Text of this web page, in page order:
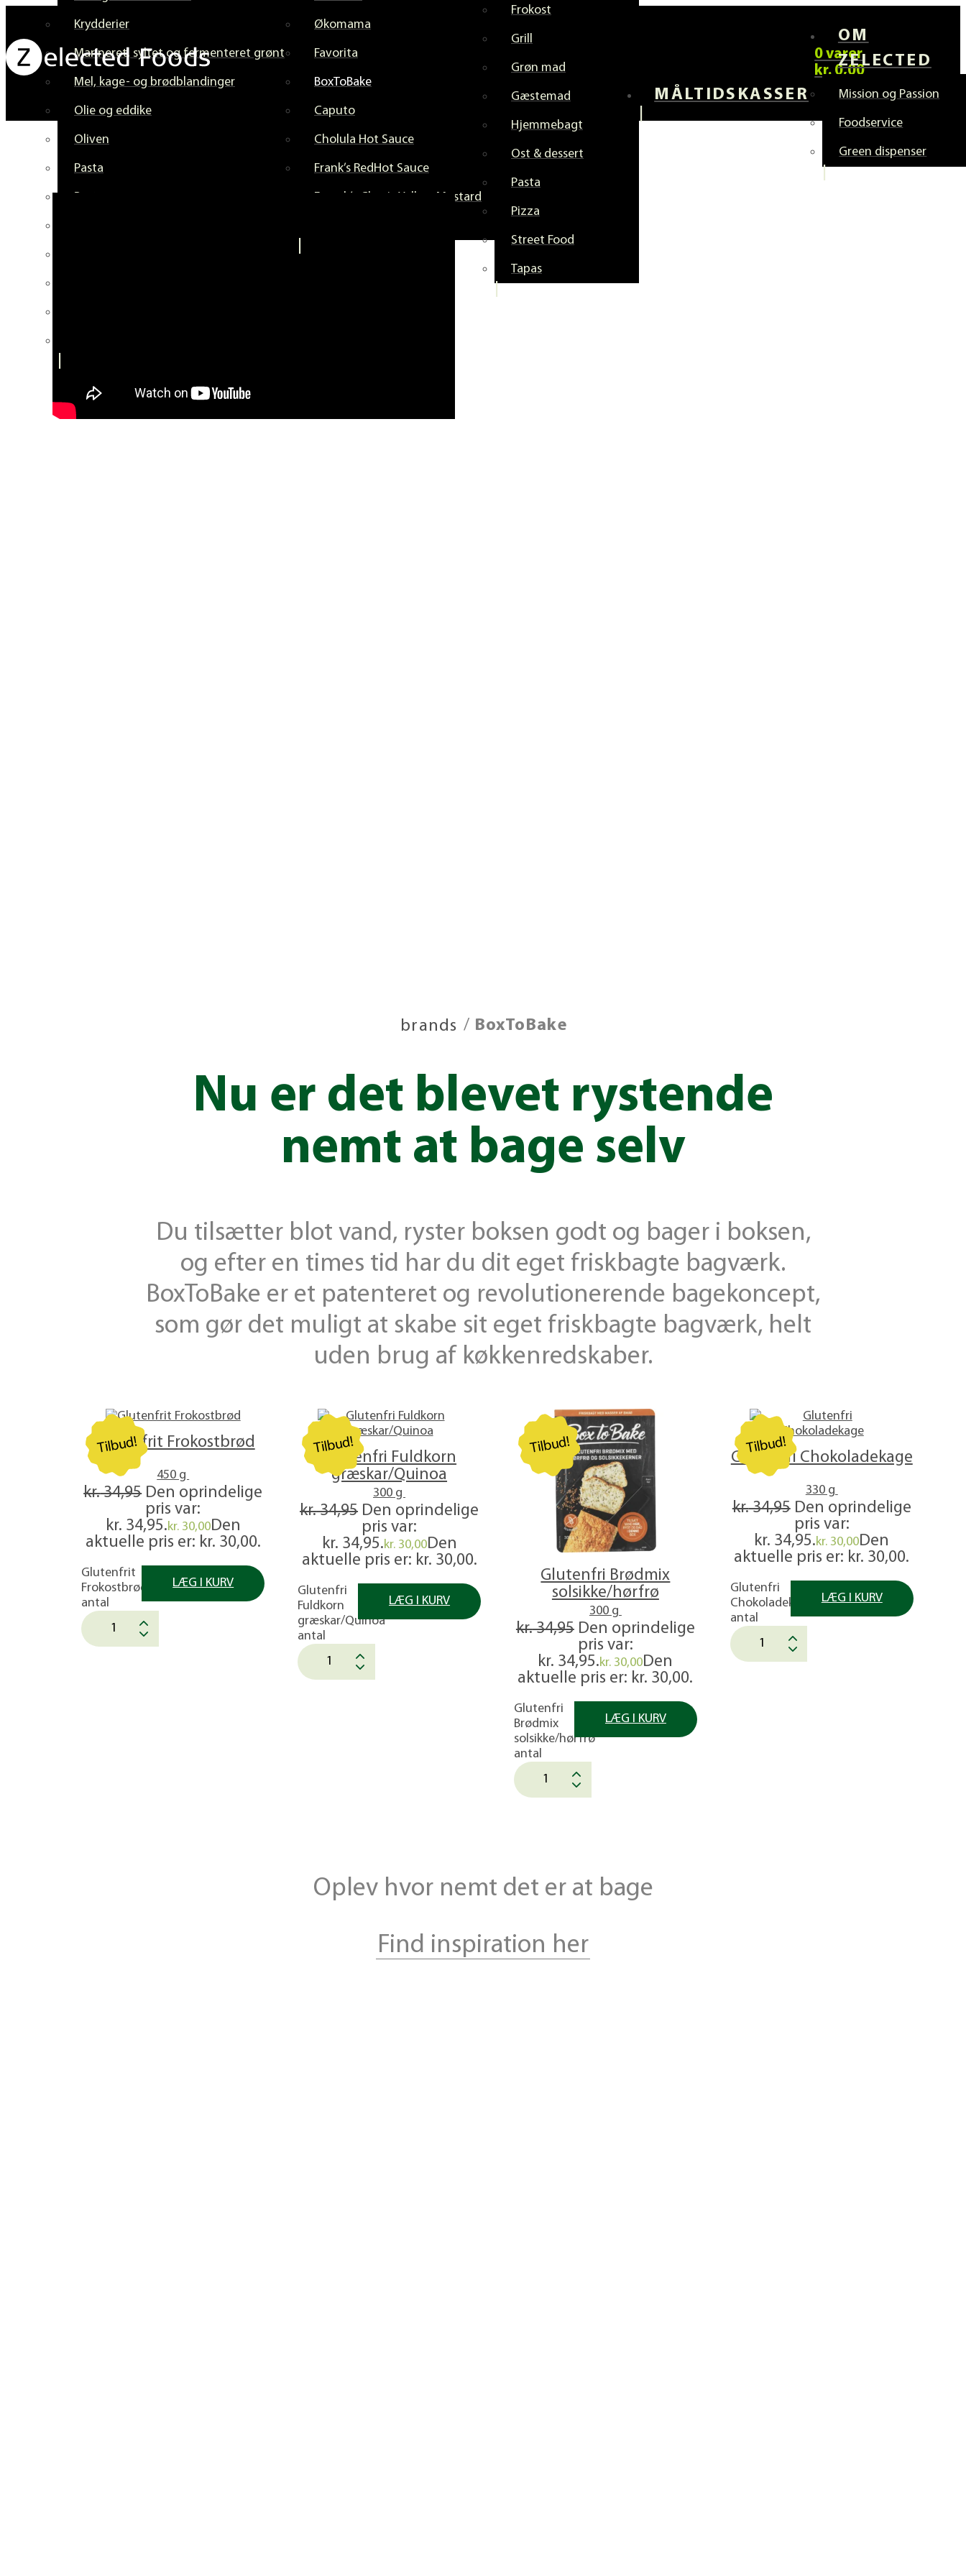
0 varer
kr. 0,00
Krydderier
Marineret, syltet og fermenteret grønt
Mel, kage- og brødblandinger
Olie og eddike
Oliven
Pasta
Pesto
Økomama
Favorita
BoxToBake
Caputo
Cholula Hot Sauce
Frank’s RedHot Sauce
French’s Classic Yellow Mustard
Frokost
Grill
Grøn mad
Gæstemad
Hjemmebagt
Ost & dessert
Pasta
Pizza
Street Food
Tapas
MÅLTIDSKASSER
OM
ZELECTED
Mission og Passion
Foodservice
Green dispenser
brands / BoxToBake
Nu er det blevet rystende
nemt at bage selv
Du tilsætter blot vand, ryster boksen godt og bager i boksen,
og efter en times tid har du dit eget frisk­bagte bagværk.
BoxToBake er et paten­teret og revolution­erende bage­koncept,
som gør det muligt at skabe sit eget frisk­bagte bagværk, helt
uden brug af køkkenredskaber.
Tilbud!
Glutenfrit Frokostbrød
450 g
kr.34,95 Den oprindelige
pris var:
kr. 34,95.kr.30,00Den
aktuelle pris er: kr. 30,00.
LÆG I KURV
Glutenfrit
Frokostbrød
antal
Tilbud!
Glutenfri Fuldkorn
græskar/Quinoa
300 g
kr.34,95 Den oprindelige
pris var:
kr. 34,95.kr.30,00Den
aktuelle pris er: kr. 30,00.
LÆG I KURV
Glutenfri
Fuldkorn
græskar/Quinoa
antal
Tilbud!
Glutenfri Brødmix
solsikke/hørfrø
300 g
kr.34,95 Den oprindelige
pris var:
kr. 34,95.kr. 30,00Den
aktuelle pris er: kr. 30,00.
LÆG I KURV
Glutenfri
Brødmix
solsikke/hørfrø
antal
Tilbud!
Glutenfri Chokoladekage
330 g
kr.34,95 Den oprindelige
pris var:
kr. 34,95.kr. 30,00Den
aktuelle pris er: kr. 30,00.
LÆG I KURV
Glutenfri
Chokoladekage
antal
Oplev hvor nemt det er at bage
Find inspiration her